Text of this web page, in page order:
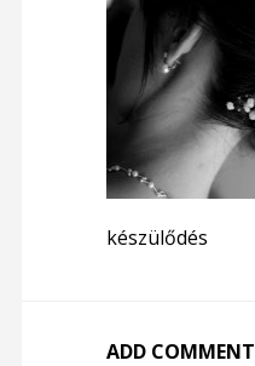
készülődés
ADD COMMENT